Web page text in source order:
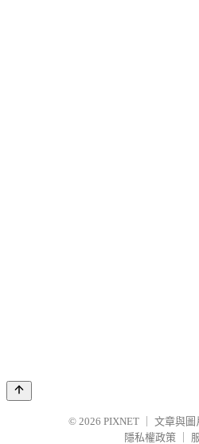
© 2026 PIXNET
文章與圖
隱私權政策